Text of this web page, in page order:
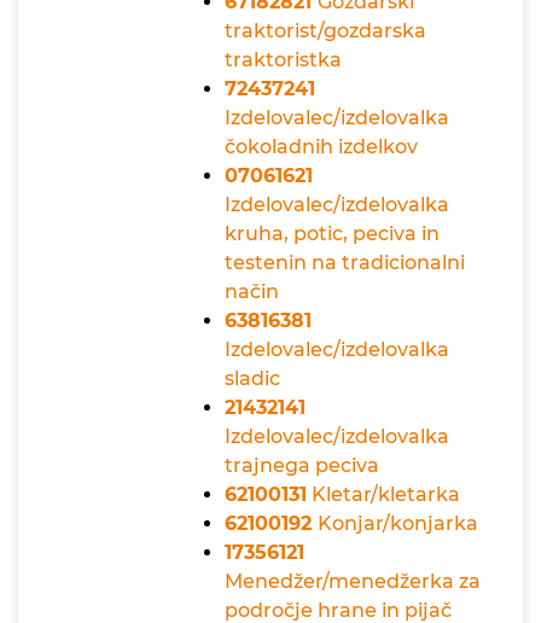
traktorist/gozdarska
traktoristka
72437241
Izdelovalec/izdelovalka
čokoladnih izdelkov
07061621
Izdelovalec/izdelovalka
kruha, potic, peciva in
testenin na tradicionalni
način
63816381
Izdelovalec/izdelovalka
sladic
21432141
Izdelovalec/izdelovalka
trajnega peciva
62100131 Kletar/kletarka
62100192 Konjar/konjarka
17356121
Menedžer/menedžerka za
področje hrane in pijač